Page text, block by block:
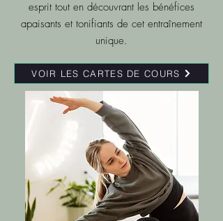
esprit tout en découvrant les bénéfices
apaisants et tonifiants de cet entraînement
unique.
VOIR LES CARTES DE COURS